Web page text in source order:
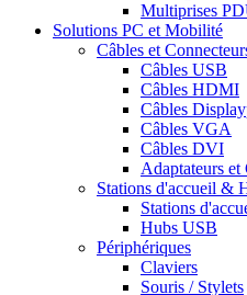
Multiprises
Solutions PC et Mobilité
Câbles et
Câbles USB
Câbles HDMI
Câbles
Câbles VGA
Câbles DVI
Adaptateurs
Stations d'accueil &
Stations
Hubs USB
Périphériques
Claviers
Souris / Stylets